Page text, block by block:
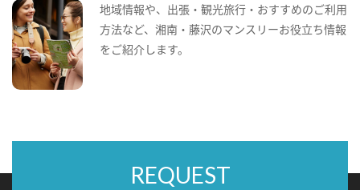
地域情報や、出張・観光旅行・おすすめのご利用
方法など、湘南・藤沢のマンスリーお役立ち情報
をご紹介します。
REQUEST